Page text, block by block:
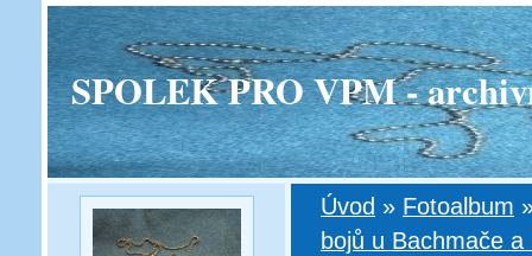
SPOLEK PRO VPM -
Úvod » Fotoalbum
bojů u Bachmače